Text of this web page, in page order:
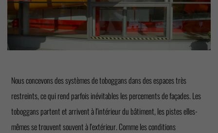
Nous concevons des systèmes de toboggans dans des espaces très
restreints, ce qui rend parfois inévitables les percements de façades. Les
toboggans partent et arrivent à l'intérieur du bâtiment, les pistes elles-
mêmes se trouvent souvent à l'extérieur. Comme les conditions